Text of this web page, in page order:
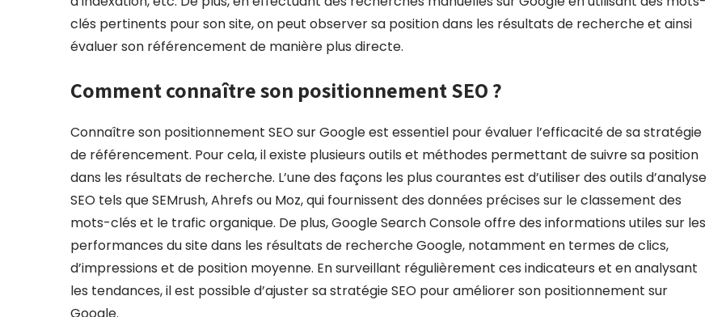
clés pertinents pour son site, on peut observer sa position dans les résultats de recherche et ainsi
évaluer son référencement de manière plus directe.
Comment connaître son positionnement SEO ?
Connaître son positionnement SEO sur Google est essentiel pour évaluer l’efficacité de sa stratégie
de référencement. Pour cela, il existe plusieurs outils et méthodes permettant de suivre sa position
dans les résultats de recherche. L’une des façons les plus courantes est d’utiliser des outils d’analyse
SEO tels que SEMrush, Ahrefs ou Moz, qui fournissent des données précises sur le classement des
mots-clés et le trafic organique. De plus, Google Search Console offre des informations utiles sur les
performances du site dans les résultats de recherche Google, notamment en termes de clics,
d’impressions et de position moyenne. En surveillant régulièrement ces indicateurs et en analysant
les tendances, il est possible d’ajuster sa stratégie SEO pour améliorer son positionnement sur